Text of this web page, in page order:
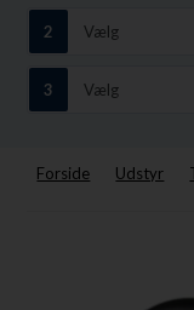
14 dages returret
Forside Udstyr